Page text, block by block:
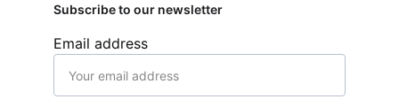
Email address
Subscribe to our newsletter